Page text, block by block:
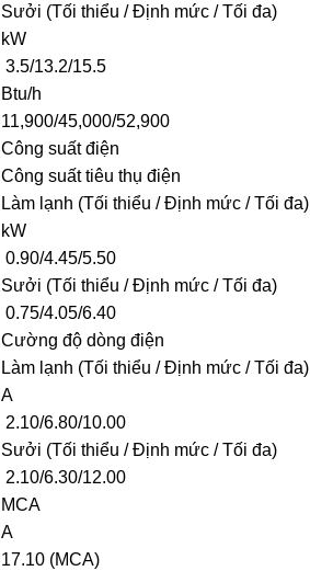
Sưởi (Tối thiểu / Định mức / Tối đa)
kW
3.5/13.2/15.5
Btu/h
11,900/45,000/52,900
Công suất điện
Công suất tiêu thụ điện
Làm lạnh (Tối thiểu / Định mức / Tối đa)
kW
0.90/4.45/5.50
Sưởi (Tối thiểu / Định mức / Tối đa)
0.75/4.05/6.40
Cường độ dòng điện
Làm lạnh (Tối thiểu / Định mức / Tối đa)
A
2.10/6.80/10.00
Sưởi (Tối thiểu / Định mức / Tối đa)
2.10/6.30/12.00
MCA
A
17.10 (MCA)